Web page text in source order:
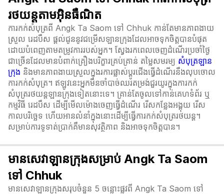
រថយន្តតាមអ៊ិនធឺណិត
ការកក់សំបុត្រពី Angk Ta Saom ទៅ Chhuk កាន់តែមានភាពងាយ
ស្រួល រេដបឹស ផ្តល់ជូននូវជម្រើសឡានក្រុងដែលអាចទុកចិត្តបានបំផុត
ដោយបំពេញតាមតម្រូវការរបស់អ្នក។ ស្វែងរកពេលចេញដំណើរប្រចាំថ្ងៃ
ជាច្រើនដែលមានបំពាក់គ្រឿងបរិក្ខារគ្រប់គ្រាន់ តម្លៃសមរម្យ សំបុត្រឡាន
ក្រុង និងមានភាពងាយស្រួលក្នុងរការផ្លាស់ប្ដូរជើងធ្វើដំណើរនឹងលុបចោល
ការកក់សំបុត្រ។ ឥឡូវនេះអ្នកមិនចាំបាច់ឈរតម្រង់ជួរយូរក្នុងការកក់
សំបុត្ររថយន្តឡានក្រុងទៀតនោះទេ។ គ្រាន់តែចូលទៅកាន់គេហទំព័រ ឬ
កម្មវិធី រេដបឹស ដើម្បីមើលម៉ោងចេញធ្វើដំណើរ រើសកន្លែងអង្គុយ រើស
កាលបរិច្ឆេទ ហើយអានលំនាំក្នុងនោះដើម្បីធ្វើការកក់សំបុត្ររថយន្ត។
សម្រាប់ការទូទាត់ប្រាក់គឺមានសុវត្ថិភាព និងអាចទុកចិត្តបាន។
មានសេវាឡានក្រុងសម្រាប់ Angk Ta Saom
ទៅ Chhuk
មានសេវាឡានក្រុងសរុបចំនួន 5 ចន្លោះផ្លូវពី Angk Ta Saom ទៅ